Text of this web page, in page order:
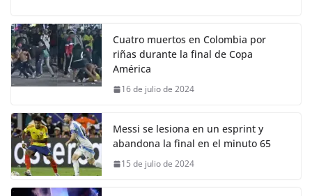
Cuatro muertos en Colombia por
riñas durante la final de Copa
América
16 de julio de 2024
Messi se lesiona en un esprint y
abandona la final en el minuto 65
15 de julio de 2024